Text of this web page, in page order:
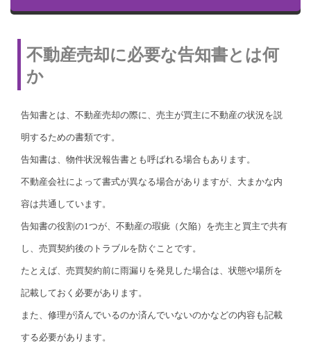
不動産売却に必要な告知書とは何
か
告知書とは、不動産売却の際に、売主が買主に不動産の状況を説
明するための書類です。
告知書は、物件状況報告書とも呼ばれる場合もあります。
不動産会社によって書式が異なる場合がありますが、大まかな内
容は共通しています。
告知書の役割の1つが、不動産の瑕疵（欠陥）を売主と買主で共有
し、売買契約後のトラブルを防ぐことです。
たとえば、売買契約前に雨漏りを発見した場合は、状態や場所を
記載しておく必要があります。
また、修理が済んでいるのか済んでいないのかなどの内容も記載
する必要があります。